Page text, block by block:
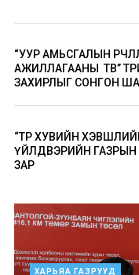
“УУР АМЬСГАЛЫН
АЖИЛЛАГААНЫ ТӨВ”
ЗАХИРЛЫГ СОНГОН
“ТӨР ХУВИЙН
ҮЙЛДВЭРИЙН
ЗАР
ХАРЬЯА ГАЗРУУД